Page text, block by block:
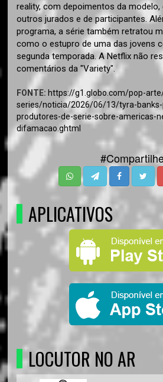
reality, com depoimentos da modelo,
outros jurados e de participantes.
programa, a série também retratou
como o estupro de uma das jovens
segunda temporada. A Netflix não
comentários da "Variety".
FONTE: https://g1.globo.com/pop-
series/noticia/2026/06/13/tyra-
produtores-de-serie-sobre-americas-
difamacao.ghtml
APLICATIVOS
LOCUTOR NO AR